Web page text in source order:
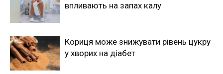
впливають на запах калу
Кориця може знижувати рівень цукру
у хворих на діабет